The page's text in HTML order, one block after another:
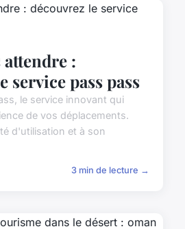
attendre :
service pass pass
le service innovant qui
de vos déplacements.
d'utilisation et à son
3 min de lecture →